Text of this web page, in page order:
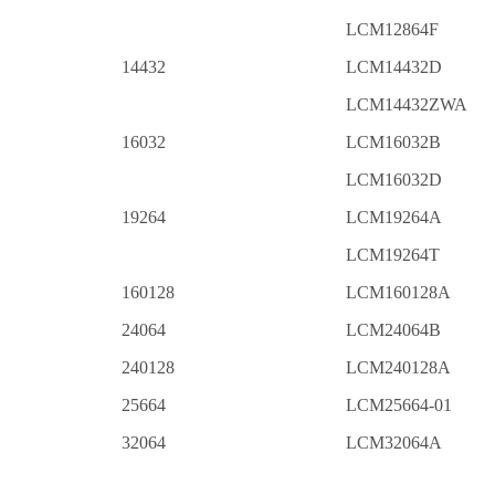
LCM12864F
14432
LCM14432D
LCM14432ZWA
16032
LCM16032B
LCM16032D
19264
LCM19264A
LCM19264T
160128
LCM160128A
24064
LCM24064B
240128
LCM240128A
25664
LCM25664-01
32064
LCM32064A